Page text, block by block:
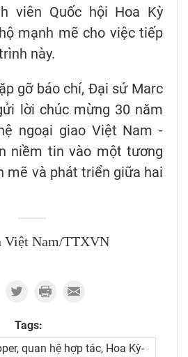
viên Quốc hội Hoa Kỳ
mạnh mẽ cho việc tiếp
này.
gỡ báo chí, Đại sứ Marc
lời chúc mừng 30 năm
ngoại giao Việt Nam -
niềm tin vào một tương
mẽ và phát triển giữa hai
Việt Nam/TTXVN
Tags:
quan hệ hợp tác, Hoa Kỳ-